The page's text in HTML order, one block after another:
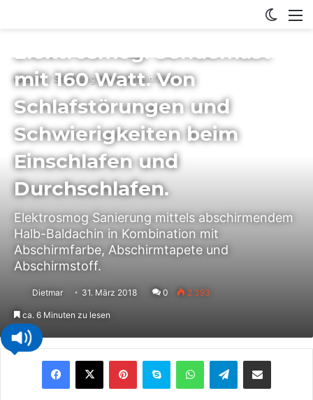
Start/ Strahlung & Umwelteinflüsse
Elektrosmog: Sendemast
mit 160 Watt. Von
Schlafstörungen und
Schwierigkeiten beim
Einschlafen und
Durchschlafen.
Elektrosmog Sanierung mittels abschirmendem
Halb-Baldachin in Kombination mit
Abschirmfarbe, Abschirmtapete und
Abschirmstoff.
Dietmar 31. März 2018 0 2.393
ca. 6 Minuten zu lesen
Telegram